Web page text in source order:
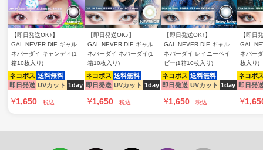
【即日発送OK♪】
GAL NEVER DIE ギャル
ネバーダイ キャンディ(1
箱10枚入り)
ネコポス 送料無料
即日発送 UVカット 1day
¥1,650 税込
【即日発送OK♪】
GAL NEVER DIE ギャル
ネバーダイ ネバーダイ(1
箱10枚入り)
ネコポス 送料無料
即日発送 UVカット 1day
¥1,650 税込
【即日発送OK♪】
GAL NEVER DIE ギャル
ネバーダイ レイニーベイ
ビー(1箱10枚入り)
ネコポス 送料無料
即日発送 UVカット 1day
¥1,650 税込
【即日
GAL
ネバー
枚入り)
ネコポ
即日発
¥